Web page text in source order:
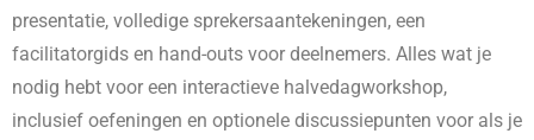
presentatie, volledige sprekersaantekeningen, een
facilitatorgids en hand-outs voor deelnemers. Alles wat je
nodig hebt voor een interactieve halvedagworkshop,
inclusief oefeningen en optionele discussiepunten voor als je